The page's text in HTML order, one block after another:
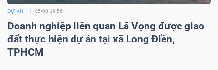
DỰ ÁN 05/08 16:56
Doanh nghiệp liên quan Lã Vọng được giao
đất thực hiện dự án tại xã Long Điền,
TPHCM